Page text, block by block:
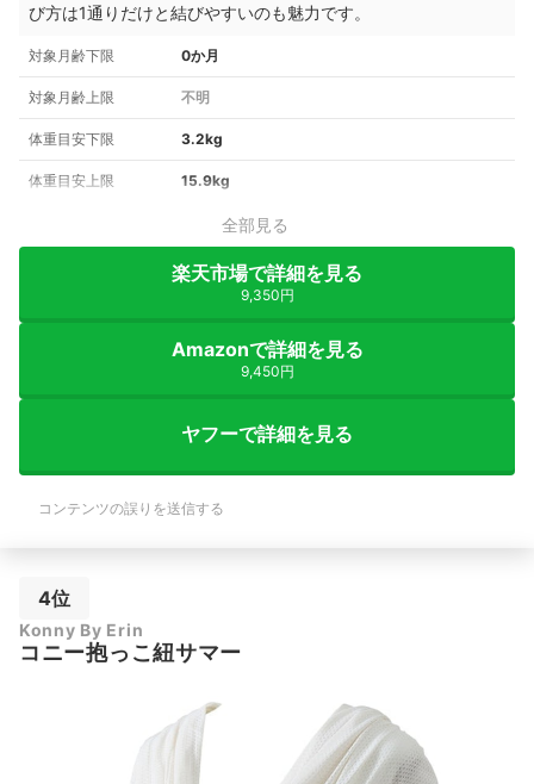
び方は1通りだけと結びやすいのも魅力です。
対象月齢下限 0か月
対象月齢上限 不明
体重目安下限 3.2kg
体重目安上限 15.9kg
全部見る
楽天市場で詳細を見る
9,350円
Amazonで詳細を見る
9,450円
ヤフーで詳細を見る
コンテンツの誤りを送信する
4位
Konny By Erin
コニー抱っこ紐サマー